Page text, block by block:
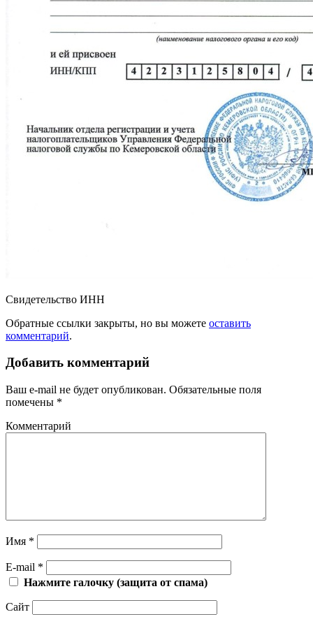
Свидетельство ИНН
Обратные ссылки закрыты, но вы можете оставить
комментарий.
Добавить комментарий
Ваш e-mail не будет опубликован. Обязательные поля
помечены *
Комментарий
Имя *
E-mail *
Нажмите галочку (защита от спама)
Сайт